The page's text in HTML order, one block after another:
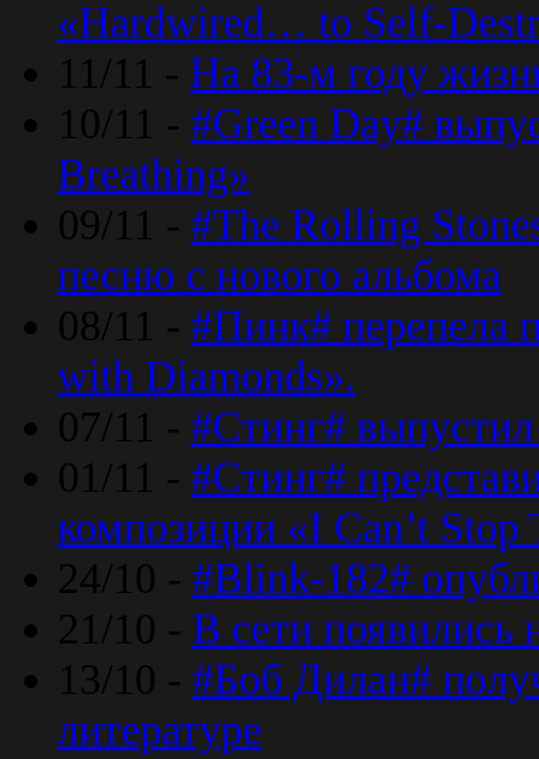
«Hardwired… to Self-
11/11 - На 83-м году
10/11 - #Green Day#
Breathing»
09/11 - #The Rolling
песню с нового альбома
08/11 - #Пинк# перепела
with Diamonds».
07/11 - #Стинг#
01/11 - #Стинг#
композиции «I Can’t
24/10 - #Blink-182#
21/10 - В сети появились
13/10 - #Боб Дилан#
литературе